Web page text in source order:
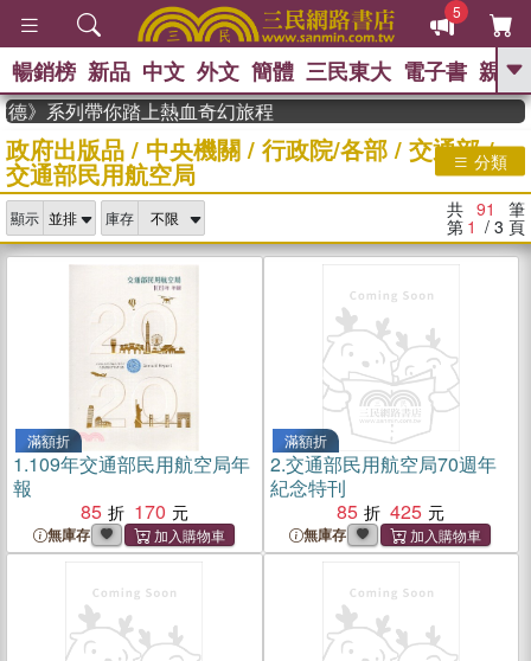
5
GO
熱搜： 東野圭吾 、 高希均教授回憶錄
、 、 、 如果歷
史是一群喵 、 暑期推薦 、 國際布克
台灣的李
登輝時代 、 數學女孩：黎曼猜想 、
偉大的迷走神經
暢銷榜 新品 中文 外文 簡體 三民東大 電子書 親子
列帶你踏上熱血奇幻旅程
政府出版品/ 中央機關/ 行政院/各部/ 交通部/
交通部民用航空局 分類
顯示 庫存 共 91 筆
第 1 / 3 頁
滿額折
1.109年交通部民用航空局年
報
85
170
無庫存
滿額折
2.交通部民用航空局70週年
紀念特刊
85
425
無庫存